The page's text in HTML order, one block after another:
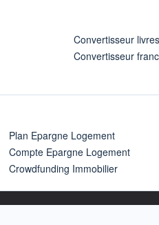
Convertisseur
Convertisseur
Plan Epargne Logement
Compte Epargne Logement
Crowdfunding Immobilier